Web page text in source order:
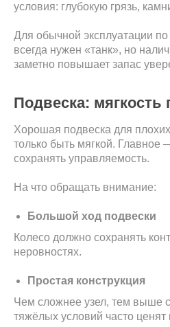
условия: глубокую грязь,
Для обычной эксплуатации
всегда нужен «танк», но
заметно повышает запас
Подвеска: мягкость
Хорошая подвеска для
только быть мягкой.
сохранять управляемость.
На что обращать внимание:
Большой ход подвески
Колесо должно сохранять
неровностях.
Простая конструкция
Чем сложнее узел, тем выше
тяжёлых условий часто